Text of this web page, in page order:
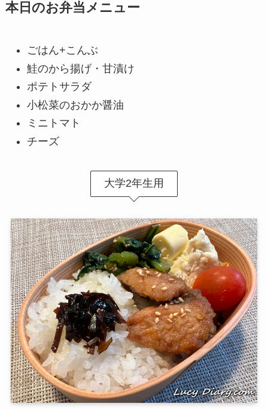
本日のお弁当メニュー
ごはん+こんぶ
鮭のから揚げ・甘漬け
ポテトサラダ
小松菜のおかか醤油
ミニトマト
チーズ
大学2年生用